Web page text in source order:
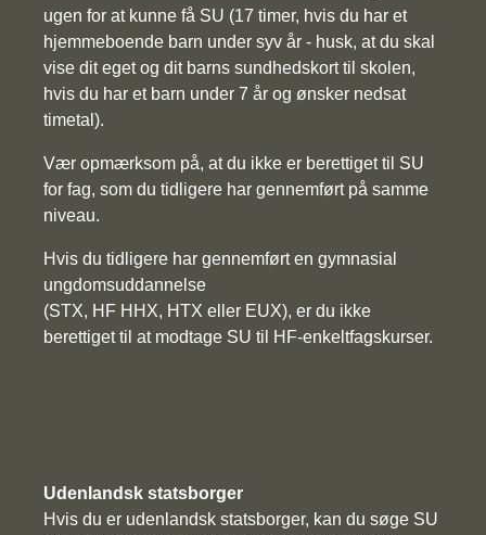
ugen for at kunne få SU (17 timer, hvis du har et
hjemmeboende barn under syv år - husk, at du skal
vise dit eget og dit barns sundhedskort til skolen,
hvis du har et barn under 7 år og ønsker nedsat
timetal).
Vær opmærksom på, at du ikke er berettiget til SU
for fag, som du tidligere har gennemført på samme
niveau.
Hvis du tidligere har gennemført en gymnasial
ungdomsuddannelse
(STX, HF HHX, HTX eller EUX), er du ikke
berettiget til at modtage SU til HF-enkeltfagskurser.
Udenlandsk statsborger
Hvis du er udenlandsk statsborger, kan du søge SU